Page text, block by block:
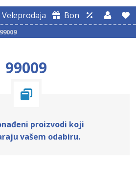
Veleprodaja Bon
99009
99009
proizvodi koji
vašem odabiru.